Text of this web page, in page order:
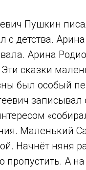
Пушкин
детства.
Арина
Эти сказки
был особый
записывал
Маленький
Начнёт няня
пропустить. А